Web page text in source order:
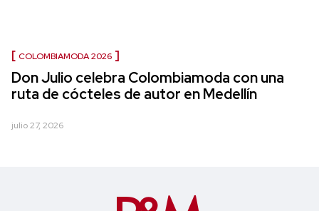
COLOMBIAMODA 2026
Don Julio celebra Colombiamoda con una
ruta de cócteles de autor en Medellín
julio 27, 2026